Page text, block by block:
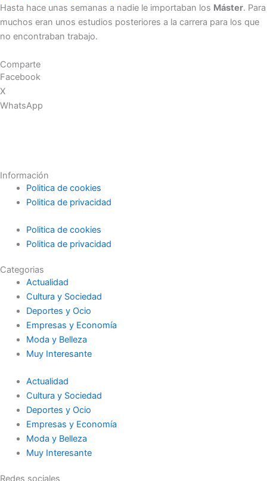
Hasta hace unas semanas a nadie le importaban los Máster. Para
muchos eran unos estudios posteriores a la carrera para los que
no encontraban trabajo.
Comparte
Facebook
X
WhatsApp
Información
Politica de cookies
Politica de privacidad
Politica de cookies
Politica de privacidad
Categorias
Actualidad
Cultura y Sociedad
Deportes y Ocio
Empresas y Economía
Moda y Belleza
Muy Interesante
Actualidad
Cultura y Sociedad
Deportes y Ocio
Empresas y Economía
Moda y Belleza
Muy Interesante
Redes sociales